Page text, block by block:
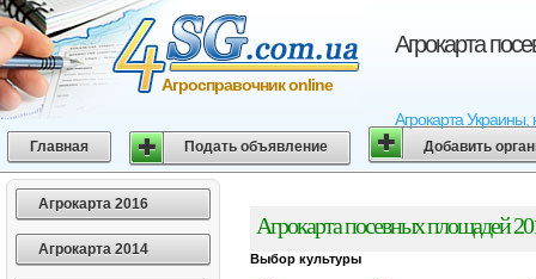
Агрокарта
Агрокарта
Агросправочник online
Главная Подать объявление Добавить
Агрокарта 2016
Агрокарта 2014
Агрокарта посевных площадей
Выбор культуры